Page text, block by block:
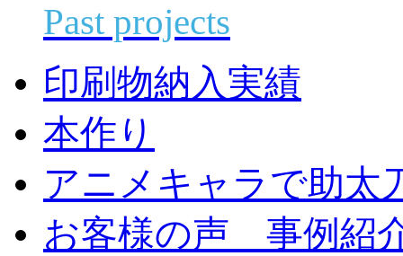
Past projects
印刷物納入実績
本作り
アニメキャラで助太
お客様の声 事例紹